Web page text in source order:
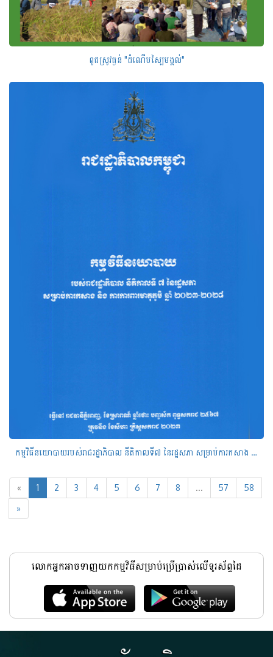
ពូជស្រូវធ្ងន់ "ដំណើបស្បៃមង្គល់"
កម្មវិធីនយោបាយរបស់រាជរដ្ឋាភិបាល នីតិកាលទី៧ នៃរដ្ឋសភា សម្រាប់ការកសាង និងការការពារមាតុភូមិ ឆ្នាំ២០២៣-២០២៨
« 1 2 3 4 5 6 7 8 ... 57
58
»
លោកអ្នកអាចទាញយកកម្មវិធីសម្រាប់ប្រើប្រាស់លើទូរស័ព្ទដៃ